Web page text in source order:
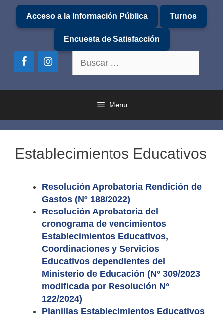
Saltar
contenido
Acceso a la Información Pública Turnos
Encuesta de Satisfacción
Menu
Establecimientos Educativos
Resolución Aprobatoria Rendición de
Gastos (Nº 188/2022)
Resolución Aprobatoria del
cronograma de vencimientos
Establecimientos Educativos,
Coordinaciones y Servicios
Educativos dependientes del
Ministerio de Educación (N° 309/2023
modificada por Resolución N°
122/2024)
Planillas Establecimientos Educativos